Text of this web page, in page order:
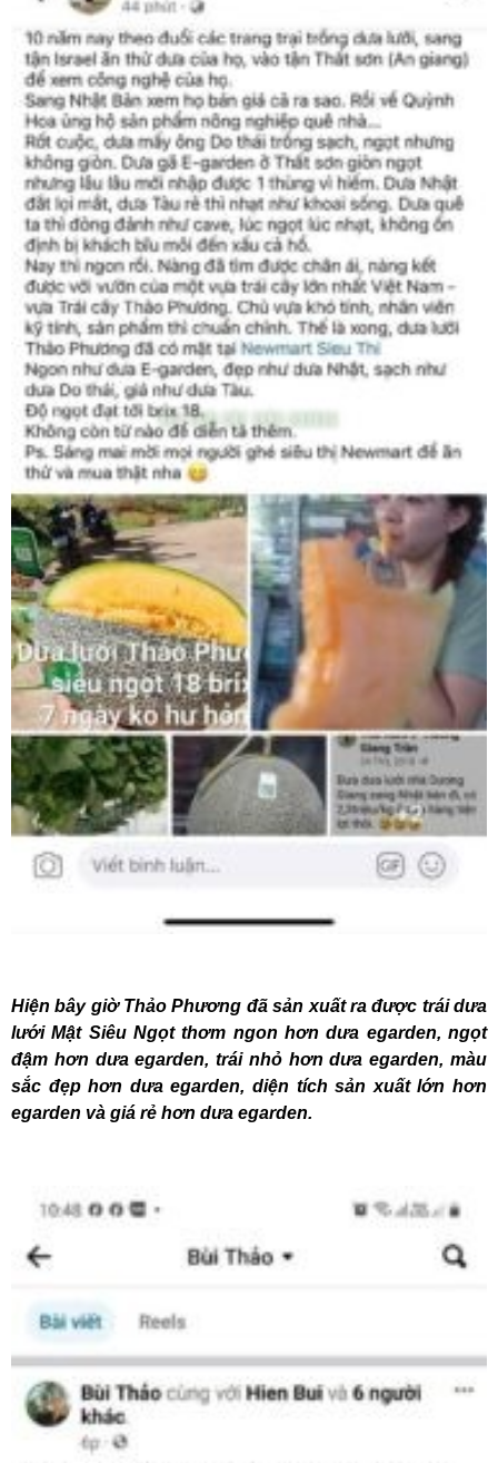
Hiện bây giờ Thảo Phương đã sản xuất ra được trái dưa
lưới Mật Siêu Ngọt thơm ngon hơn dưa egarden, ngọt
đậm hơn dưa egarden, trái nhỏ hơn dưa egarden, màu
sắc đẹp hơn dưa egarden, diện tích sản xuất lớn hơn
egarden và giá rẻ hơn dưa egarden.